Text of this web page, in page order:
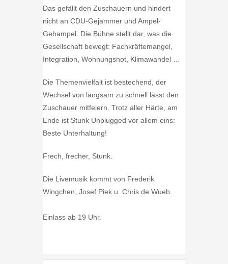
Das gefällt den Zuschauern und hindert
nicht an CDU-Gejammer und Ampel-
Gehampel. Die Bühne stellt dar, was die
Gesellschaft bewegt: Fachkräftemangel,
Integration, Wohnungsnot, Klimawandel …
Die Themenvielfalt ist bestechend, der
Wechsel von langsam zu schnell lässt den
Zuschauer mitfeiern. Trotz aller Härte, am
Ende ist Stunk Unplugged vor allem eins:
Beste Unterhaltung!
Frech, frecher, Stunk.
Die Livemusik kommt von Frederik
Wingchen, Josef Piek u. Chris de Wueb.
Einlass ab 19 Uhr.